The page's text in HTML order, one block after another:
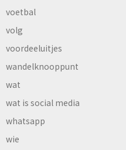
voetbal
volg
voordeeluitjes
wandelknooppunt
wat
wat is social media
whatsapp
wie